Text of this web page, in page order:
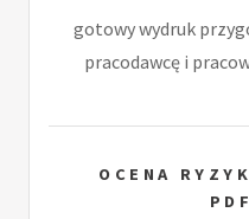
gotowy wydruk
pracodawcę i
OCENA